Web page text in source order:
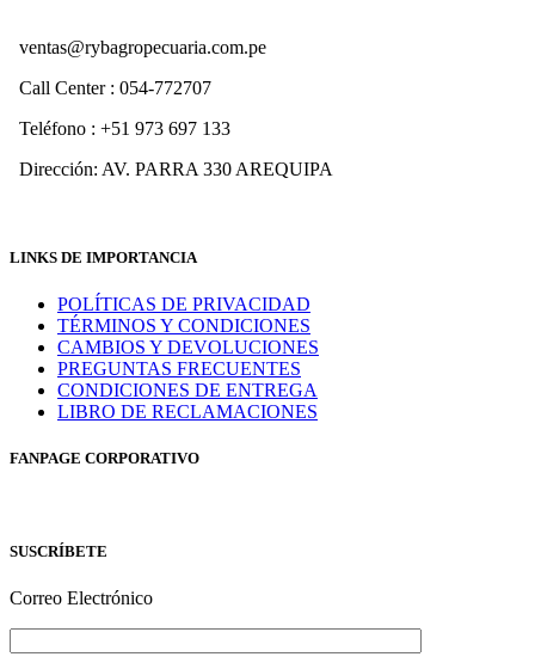
ventas@rybagropecuaria.com.pe
Call Center : 054-772707
Teléfono : +51 973 697 133
Dirección: AV. PARRA 330 AREQUIPA
LINKS DE IMPORTANCIA
POLÍTICAS DE PRIVACIDAD
TÉRMINOS Y CONDICIONES
CAMBIOS Y DEVOLUCIONES
PREGUNTAS FRECUENTES
CONDICIONES DE ENTREGA
LIBRO DE RECLAMACIONES
FANPAGE CORPORATIVO
SUSCRÍBETE
Correo Electrónico